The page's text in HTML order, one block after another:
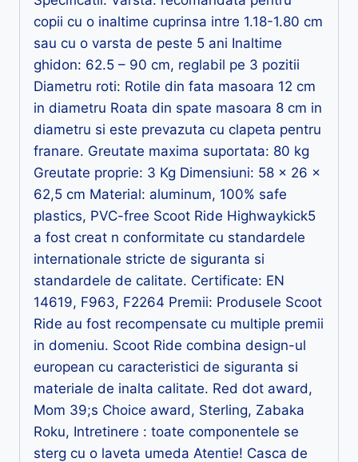
copii cu o inaltime cuprinsa intre 1.18-1.80 cm
sau cu o varsta de peste 5 ani Inaltime
ghidon: 62.5 – 90 cm, reglabil pe 3 pozitii
Diametru roti: Rotile din fata masoara 12 cm
in diametru Roata din spate masoara 8 cm in
diametru si este prevazuta cu clapeta pentru
franare. Greutate maxima suportata: 80 kg
Greutate proprie: 3 Kg Dimensiuni: 58 x 26 x
62,5 cm Material: aluminum, 100% safe
plastics, PVC-free Scoot Ride Highwaykick5
a fost creat n conformitate cu standardele
internationale stricte de siguranta si
standardele de calitate. Certificate: EN
14619, F963, F2264 Premii: Produsele Scoot
Ride au fost recompensate cu multiple premii
in domeniu. Scoot Ride combina design-ul
european cu caracteristici de siguranta si
materiale de inalta calitate. Red dot award,
Mom 39;s Choice award, Sterling, Zabaka
Roku, Intretinere : toate componentele se
sterg cu o laveta umeda Atentie! Casca de